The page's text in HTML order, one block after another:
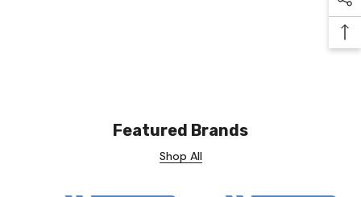
Featured Brands
Shop All